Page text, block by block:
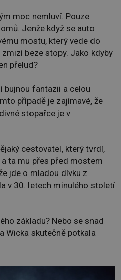
moc nemluví. Pouze
Jenže když se auto
mostu, který vede do
beze stopy. Jako kdyby
přelud?
bujnou fantazii a celou
případě je zajímavé, že
stopařce je v
cestovatel, který tvrdí,
ta mu přes před mostem
jde o mladou dívku z
v 30. letech minulého století
základu? Nebo se snad
Wicka skutečně potkala